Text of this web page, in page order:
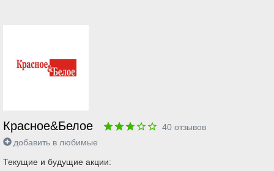
Красное&Белое 40 отзывов
добавить в любимые
Текущие и будущие акции: